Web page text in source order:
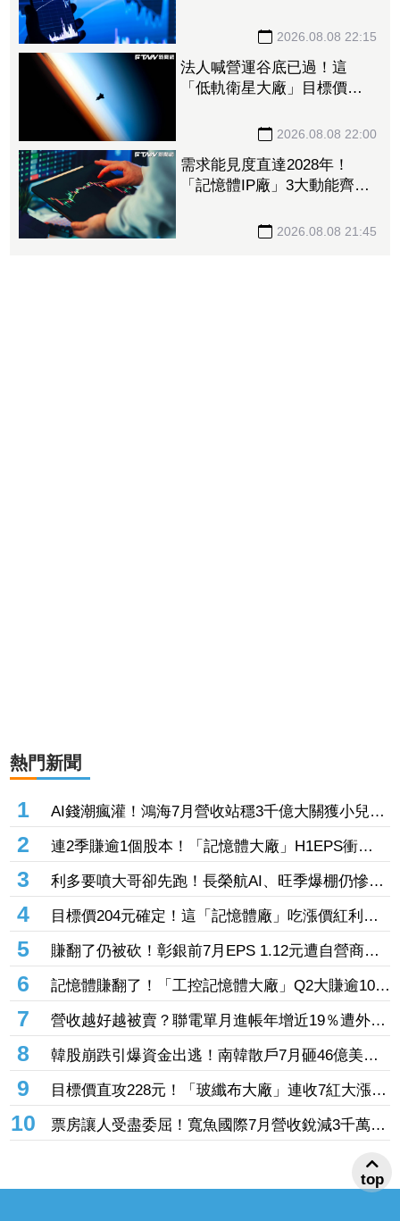
2026.08.08 22:15
法人喊營運谷底已過！這
「低軌衛星大廠」目標價衝
營收估成長20%2026.08.08 22:00
需求能見度直達2028年！
「記憶體IP廠」3大動能齊
2026.08.08 21:45
熱門新聞
1
AI錢潮瘋灌！鴻海7月營收站穩3千億大關獲小兒狂
投逾7萬張居冠 「這檔」單月營收首跨9千億、法
說前夕吸買氣
2
連2季賺逾1個股本！「記憶體大廠」H1EPS衝
20.87元 股價卻殺至跌停鎖死
3
利多要噴大哥卻先跑！長榮航AI、旺季爆棚仍慘冠
賣超王 「這檔鋼鐵」７月營收年增46%也不被買
單
4
目標價204元確定！這「記憶體廠」吃漲價紅利、
Q2毛利率衝70% 全年營運看旺
5
賺翻了仍被砍！彰銀前7月EPS 1.12元遭自營商照
殺2.33億淪賣超王 「這檔記憶體」營收創高也遭
倒
6
記憶體賺翻了！「工控記憶體大廠」Q2大賺逾10股
本、H1EPS達166.45元 7月營收續旺再迎年月雙
增
7
營收越好越被賣？聯電單月進帳年增近19％遭外資
「砍到見骨」 台塑4寶「這檔」營收刷49個月新
高也挨刀
8
韓股崩跌引爆資金出逃！南韓散戶7月砸46億美元
「錢」進美股
9
目標價直攻228元！「玻纖布大廠」連收7紅大漲
32.86% 投信單周撒16.7億元、掃入近萬張
10
票房讓人受盡委屈！寬魚國際7月營收銳減3千萬原
因曝「王心凌票房＞楊丞琳」 網笑翻：是吃了誠
top